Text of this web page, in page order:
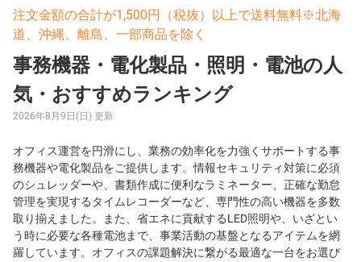
注文金額の合計が1,500円（税抜）以上で送料無料※北海
道、沖縄、離島、一部商品を除く
事務機器・電化製品・照明・電池の人
気・おすすめランキング
2026年8月9日(日) 更新
オフィス運営を円滑にし、業務の効率化を力強くサポートする事
務機器や電化製品をご提供します。情報セキュリティ対策に必須
のシュレッダーや、書類作成に便利なラミネーター、正確な勤怠
管理を実現するタイムレコーダーなど、専門性の高い機器を多数
取り揃えました。また、省エネに貢献するLED照明や、いざとい
う時に必要な各種電池まで、事業活動の基盤となるアイテムを網
羅しています。オフィスの課題解決に繋がる最適な一台をお選び